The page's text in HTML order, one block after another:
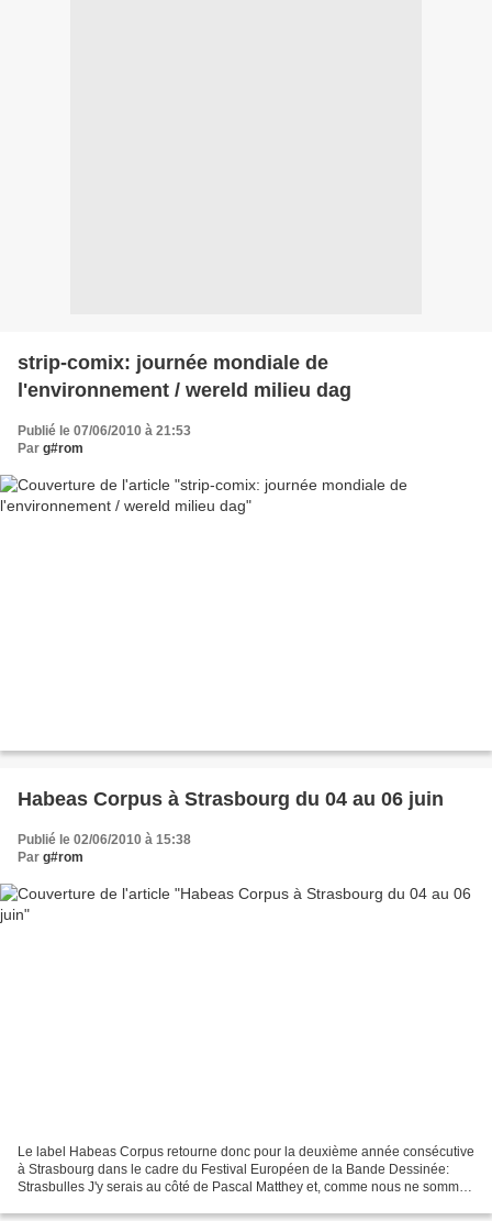
strip-comix: journée mondiale de
l'environnement / wereld milieu dag
Publié le 07/06/2010 à 21:53
Par g#rom
Habeas Corpus à Strasbourg du 04 au 06 juin
Publié le 02/06/2010 à 15:38
Par g#rom
Le label Habeas Corpus retourne donc pour la deuxième année consécutive
à Strasbourg dans le cadre du Festival Européen de la Bande Dessinée:
Strasbulles J'y serais au côté de Pascal Matthey et, comme nous ne sommes